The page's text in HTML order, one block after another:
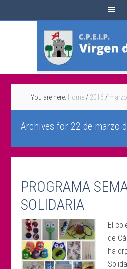
You are here: Home / 2016 / marzo
Archives for 22 de marzo
PROGRAMA
SOLIDARIA
El
de
ha